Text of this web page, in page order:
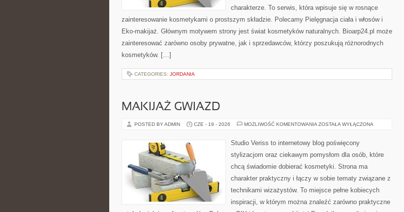
charakterze. To serwis, która wpisuje się w rosnące
zainteresowanie kosmetykami o prostszym składzie. Polecamy Pielęgnacja ciała i włosów i
Eko-makijaż. Głównym motywem strony jest świat kosmetyków naturalnych. Bioarp24.pl może
zainteresować zarówno osoby prywatne, jak i sprzedawców, którzy poszukują różnorodnych
kosmetyków. […]
CATEGORIES: JORDANIA
MAKIJAŻ GWIAZD
POSTED BY ADMIN CZE - 19 - 2026 MOŻLIWOŚĆ KOMENTOWANIA MAKIJAŻ
ZOSTAŁA WYŁĄCZONA
Studio Veriss to internetowy blog poświęcony
stylizacjom oraz ciekawym pomysłom dla osób, które
chcą świadomie dobierać kosmetyki. Strona ma
charakter praktyczny i łączy w sobie tematy związane z
technikami wizażystów. To miejsce pełne kobiecych
inspiracji, w którym można znaleźć zarówno praktyczne